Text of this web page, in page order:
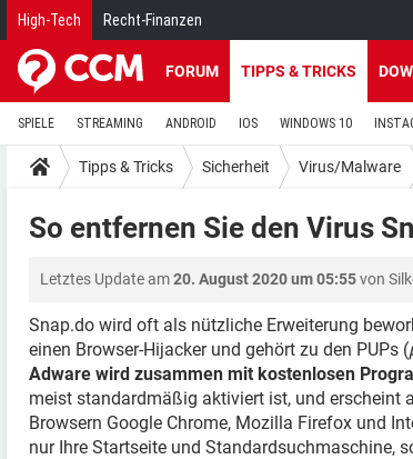
High-Tech Recht-Finanzen
FORUM TIPPS & TRICKS
SPIELE STREAMING ANDROID IOS WINDOWS 10
Tipps & Tricks Sicherheit Virus/Malware
So entfernen Sie den Virus
Letztes Update am20. August 2020 um 05:55von
Snap.do wird oft als nützliche Erweiterung
einen Browser-Hijacker und gehört zu den PUPs (
Adware wird zusammen mit kostenlosen
meist standardmäßig aktiviert ist, und erscheint
Browsern Google Chrome, Mozilla Firefox und
nur Ihre Startseite und Standardsuchmaschine,